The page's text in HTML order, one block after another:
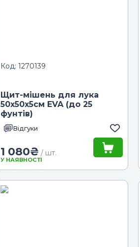
Код: 1270139
Щит-мішень для лука
50х50х5см EVA (до 25
фунтів)
Відгуки
1 080₴ / шт.
У НАЯВНОСТІ